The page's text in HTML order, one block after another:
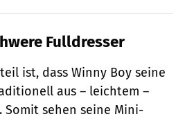
Fulldresser
ist, dass Winny Boy seine
aus – leichtem –
sehen seine Mini-